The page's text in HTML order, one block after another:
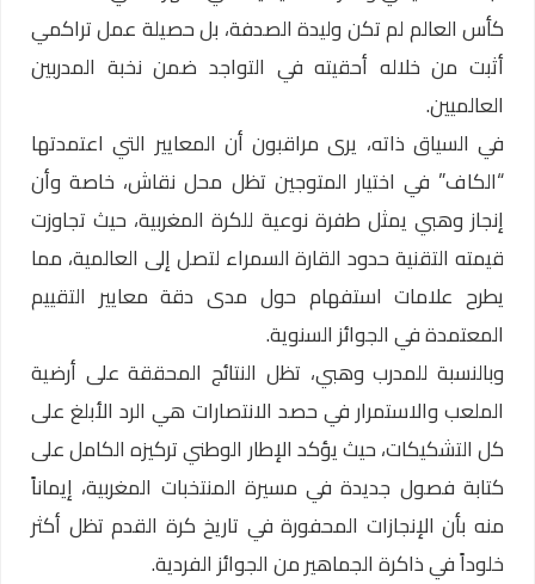
كأس العالم لم تكن وليدة الصدفة، بل حصيلة عمل تراكمي
أثبت من خلاله أحقيته في التواجد ضمن نخبة المدربين
العالميين.
في السياق ذاته، يرى مراقبون أن المعايير التي اعتمدتها
“الكاف” في اختيار المتوجين تظل محل نقاش، خاصة وأن
إنجاز وهبي يمثل طفرة نوعية للكرة المغربية، حيث تجاوزت
قيمته التقنية حدود القارة السمراء لتصل إلى العالمية، مما
يطرح علامات استفهام حول مدى دقة معايير التقييم
المعتمدة في الجوائز السنوية.
وبالنسبة للمدرب وهبي، تظل النتائج المحققة على أرضية
الملعب والاستمرار في حصد الانتصارات هي الرد الأبلغ على
كل التشكيكات، حيث يؤكد الإطار الوطني تركيزه الكامل على
كتابة فصول جديدة في مسيرة المنتخبات المغربية، إيماناً
منه بأن الإنجازات المحفورة في تاريخ كرة القدم تظل أكثر
خلوداً في ذاكرة الجماهير من الجوائز الفردية.